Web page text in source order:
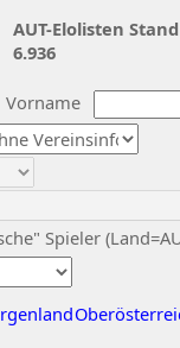
Vorname
Spieler
AUT-Elolisten
6.936